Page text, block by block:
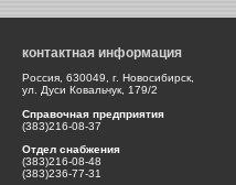
контактная информация
Россия, 630049, г. Новосибирск,
ул. Дуси Ковальчук, 179/2
Справочная предприятия
(383)216-08-37
Отдел снабжения
(383)216-08-48
(383)236-77-31